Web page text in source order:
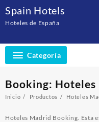
contenido
Spain Hotels
Hoteles de España
Categoría
Booking:
Inicio Productos Hoteles
Hoteles Madrid Booking. Esta